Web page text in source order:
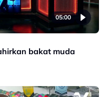
05:00
bakat muda